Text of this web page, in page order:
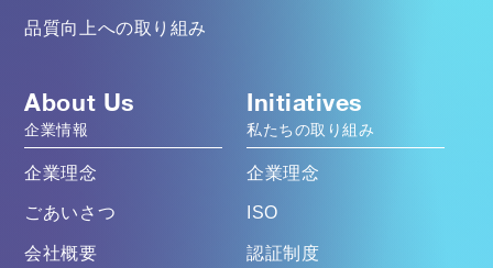
品質向上への取り組み
About Us
企業情報
企業理念
ごあいさつ
会社概要
Initiatives
私たちの取り組み
企業理念
ISO
認証制度